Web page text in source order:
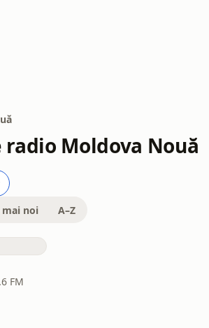
radio Moldova Nouă
mai noi A–Z
FM